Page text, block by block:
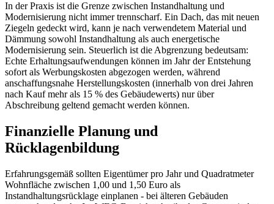
In der Praxis ist die Grenze zwischen Instandhaltung und
Modernisierung nicht immer trennscharf. Ein Dach, das mit neuen
Ziegeln gedeckt wird, kann je nach verwendetem Material und
Dämmung sowohl Instandhaltung als auch energetische
Modernisierung sein. Steuerlich ist die Abgrenzung bedeutsam:
Echte Erhaltungsaufwendungen können im Jahr der Entstehung
sofort als Werbungskosten abgezogen werden, während
anschaffungsnahe Herstellungskosten (innerhalb von drei Jahren
nach Kauf mehr als 15 % des Gebäudewerts) nur über
Abschreibung geltend gemacht werden können.
Finanzielle Planung und
Rücklagenbildung
Erfahrungsgemäß sollten Eigentümer pro Jahr und Quadratmeter
Wohnfläche zwischen 1,00 und 1,50 Euro als
Instandhaltungsrücklage einplanen - bei älteren Gebäuden